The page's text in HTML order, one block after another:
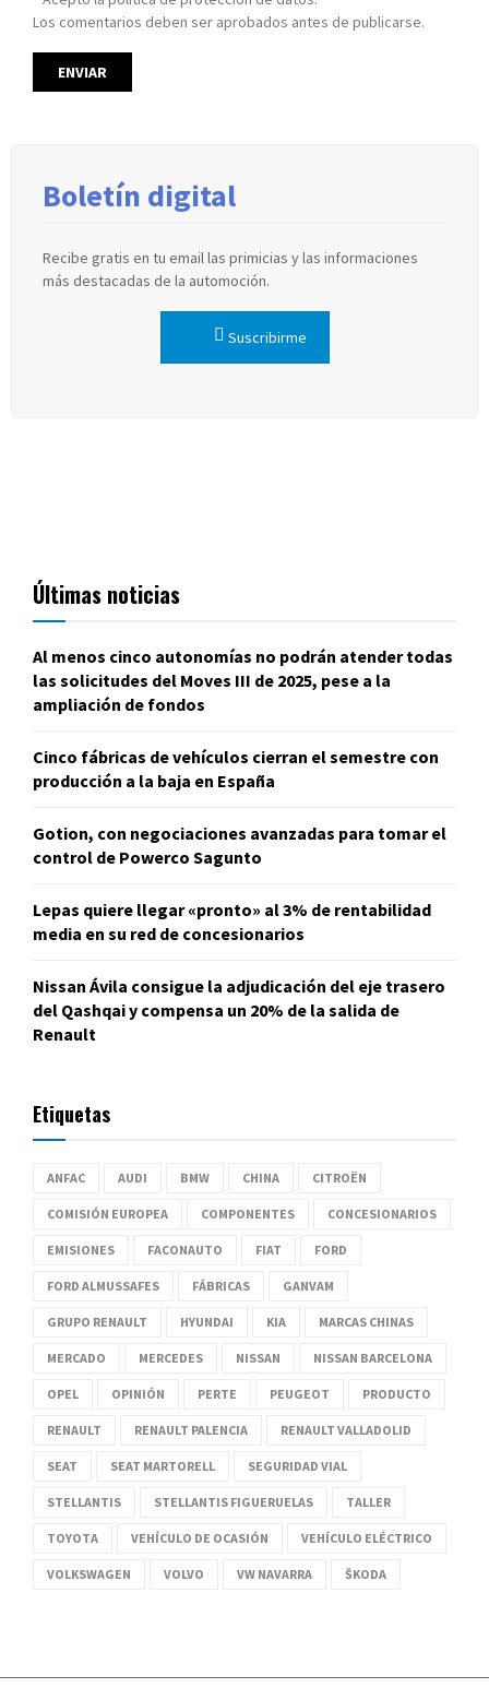
Los comentarios deben ser aprobados antes de publicarse.
Boletín digital
Recibe gratis en tu email las primicias y las informaciones
más destacadas de la automoción.
Suscribirme
Últimas noticias
Al menos cinco autonomías no podrán atender todas
las solicitudes del Moves III de 2025, pese a la
ampliación de fondos
Cinco fábricas de vehículos cierran el semestre con
producción a la baja en España
Gotion, con negociaciones avanzadas para tomar el
control de Powerco Sagunto
Lepas quiere llegar «pronto» al 3% de rentabilidad
media en su red de concesionarios
Nissan Ávila consigue la adjudicación del eje trasero
del Qashqai y compensa un 20% de la salida de
Renault
Etiquetas
ANFAC AUDI BMW CHINA CITROËN
COMISIÓN EUROPEA COMPONENTES CONCESIONARIOS
EMISIONES FACONAUTO FIAT FORD
FORD ALMUSSAFES FÁBRICAS GANVAM
GRUPO RENAULT HYUNDAI KIA MARCAS CHINAS
MERCADO MERCEDES NISSAN NISSAN BARCELONA
OPEL OPINIÓN PERTE PEUGEOT PRODUCTO
RENAULT RENAULT PALENCIA RENAULT VALLADOLID
SEAT SEAT MARTORELL SEGURIDAD VIAL
STELLANTIS STELLANTIS FIGUERUELAS TALLER
TOYOTA VEHÍCULO DE OCASIÓN VEHÍCULO ELÉCTRICO
VOLKSWAGEN VOLVO VW NAVARRA ŠKODA